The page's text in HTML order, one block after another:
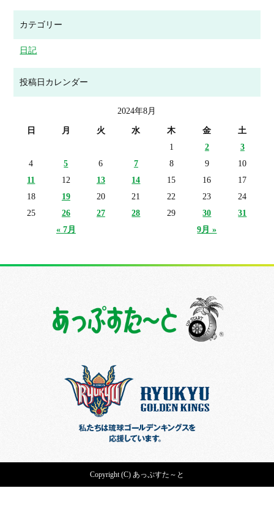
カテゴリー
日記
投稿日カレンダー
2024年8月
日 月 火 水 木 金 土
« 7月 9月 »
1 2
3
4
5 6 7 8 9
10
11
12 13 14 15 16
17
18
19 20 21 22 23
24
25
26 27 28 29 30 31
Copyright (C) あっぷすた～と